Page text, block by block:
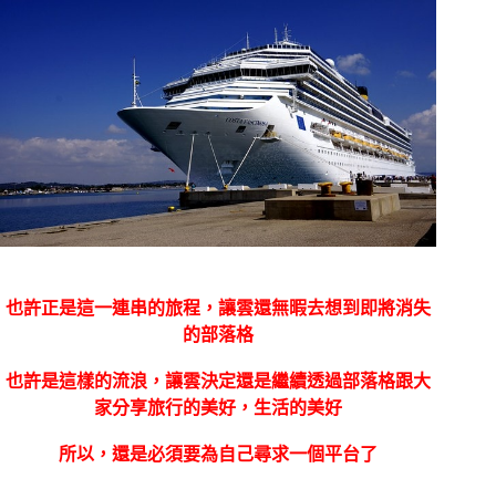
也許正是這一連串的旅程，讓雲還無暇去想到即將消失
的部落格
也許是這樣的流浪，讓雲決定還是繼續透過部落格跟大
家分享旅行的美好，生活的美好
所以，還是必須要為自己尋求一個平台了